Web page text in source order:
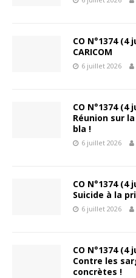
CO N°1374
CARICOM
6 juillet 2026
CO N°1374
Réunion sur
bla !
6 juillet 2026
CO N°1374
Suicide à la
6 juillet 2026
CO N°1374
Contre les
concrètes !